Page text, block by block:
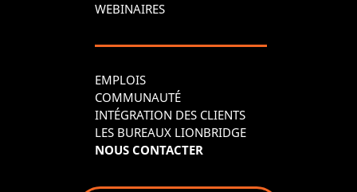
WEBINAIRES
EMPLOIS
COMMUNAUTÉ
INTÉGRATION DES CLIENTS
LES BUREAUX LIONBRIDGE
NOUS CONTACTER